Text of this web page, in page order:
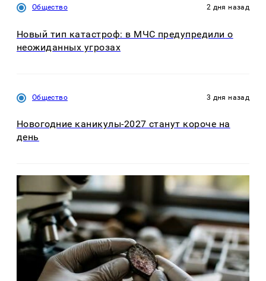
Общество 2 дня назад
Новый тип катастроф: в МЧС предупредили о
неожиданных угрозах
Общество 3 дня назад
Новогодние каникулы-2027 станут короче на
день